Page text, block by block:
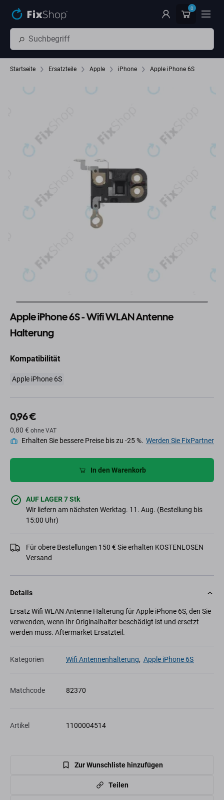
0
Startseite Ersatzteile Apple iPhone Apple iPhone 6S
Apple iPhone 6S - Wifi WLAN Antenne
Halterung
Kompatibilität
Apple iPhone 6S
0,96 €
0,80 € ohne VAT
Erhalten Sie bessere Preise bis zu -25 %. Werden Sie FixPartner
In den Warenkorb
AUF LAGER 7 Stk
Wir liefern am nächsten Werktag. 11. Aug. (Bestellung bis
15:00 Uhr)
Für obere Bestellungen 150 € Sie erhalten KOSTENLOSEN
Versand
Details
Ersatz Wifi WLAN Antenne Halterung für Apple iPhone 6S, den Sie
verwenden, wenn Ihr Originalhalter beschädigt ist und ersetzt
werden muss. Aftermarket Ersatzteil.
Kategorien Wifi Antennenhalterung, Apple iPhone 6S
Matchcode 82370
Artikel 1100004514
Zur Wunschliste hinzufügen
Teilen